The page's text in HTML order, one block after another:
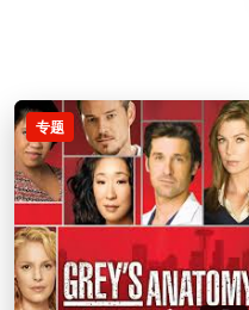
专题